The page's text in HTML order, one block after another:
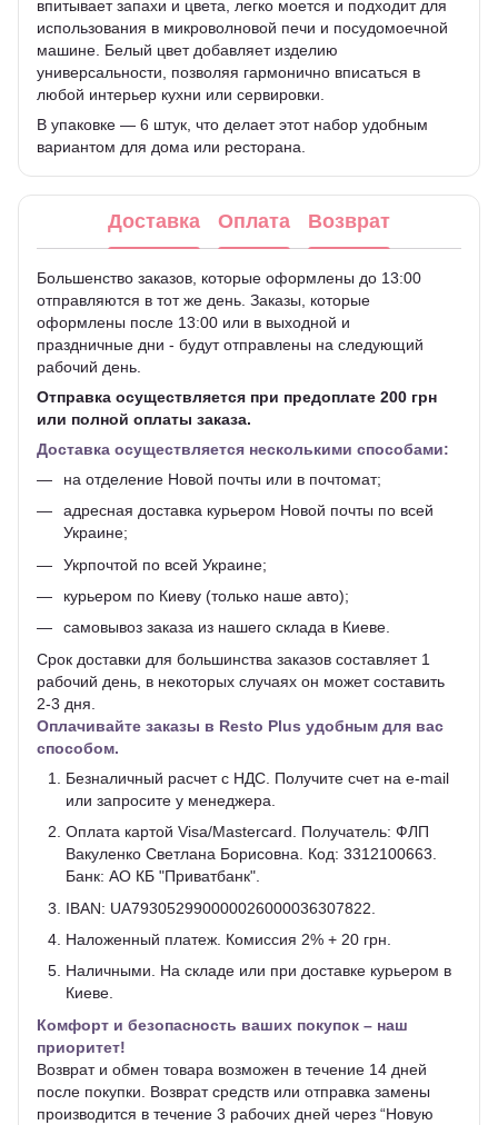
впитывает запахи и цвета, легко моется и подходит для
использования в микроволновой печи и посудомоечной
машине. Белый цвет добавляет изделию
универсальности, позволяя гармонично вписаться в
любой интерьер кухни или сервировки.
В упаковке — 6 штук, что делает этот набор удобным
вариантом для дома или ресторана.
Доставка Оплата Возврат
Большенство заказов, которые оформлены до 13:00
отправляются в тот же день. Заказы, которые
оформлены после 13:00 или в выходной и
праздничные дни - будут отправлены на следующий
рабочий день.
Отправка осуществляется при предоплате 200 грн
или полной оплаты заказа.
Доставка осуществляется несколькими способами:
на отделение Новой почты или в почтомат;
адресная доставка курьером Новой почты по всей
Украине;
Укрпочтой по всей Украине;
курьером по Киеву (только наше авто);
самовывоз заказа из нашего склада в Киеве.
Срок доставки для большинства заказов составляет 1
рабочий день, в некоторых случаях он может составить
2-3 дня.
Оплачивайте заказы в Resto Plus удобным для вас
способом.
Безналичный расчет с НДС. Получите счет на e-mail
или запросите у менеджера.
Оплата картой Visa/Mastercard. Получатель: ФЛП
Вакуленко Светлана Борисовна. Код: 3312100663.
Банк: АО КБ "Приватбанк".
IBAN: UA793052990000026000036307822.
Наложенный платеж. Комиссия 2% + 20 грн.
Наличными. На складе или при доставке курьером в
Киеве.
Комфорт и безопасность ваших покупок – наш
приоритет!
Возврат и обмен товара возможен в течение 14 дней
после покупки. Возврат средств или отправка замены
производится в течение 3 рабочих дней через “Новую